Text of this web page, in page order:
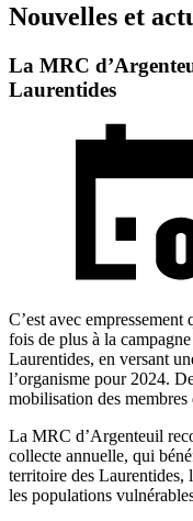
Nouvelles et
La MRC
Laurentides
C’est avec
fois de plus à la
Laurentides, en versant
l’organisme pour 2024.
mobilisation des
La MRC d’Argenteuil
collecte annuelle, qui
territoire des Laurentides,
les populations